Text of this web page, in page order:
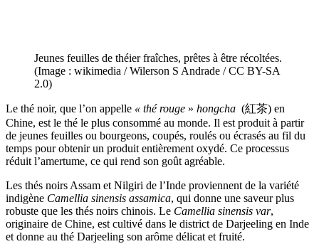
Jeunes feuilles de théier fraîches, prêtes à être récoltées.
(Image : wikimedia / Wilerson S Andrade / CC BY-SA
2.0)
Le thé noir, que l’on appelle « thé rouge » hongcha (紅茶) en
Chine, est le thé le plus consommé au monde. Il est produit à partir
de jeunes feuilles ou bourgeons, coupés, roulés ou écrasés au fil du
temps pour obtenir un produit entièrement oxydé. Ce processus
réduit l’amertume, ce qui rend son goût agréable.
Les thés noirs Assam et Nilgiri de l’Inde proviennent de la variété
indigène Camellia sinensis assamica, qui donne une saveur plus
robuste que les thés noirs chinois. Le Camellia sinensis var,
originaire de Chine, est cultivé dans le district de Darjeeling en Inde
et donne au thé Darjeeling son arôme délicat et fruité.